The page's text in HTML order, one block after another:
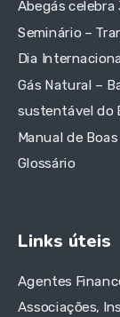
Abegás celebra
Seminário –
Dia
Gás Natural –
sustentável do
Manual de
Glossário
Links úteis
Agentes
Associações,